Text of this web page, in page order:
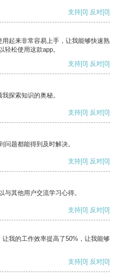
支持[0] 反对[0]
起来非常容易上手，让我能够快速熟
轻松使用这款app。
支持[0] 反对[0]
探索知识的奥秘。
支持[0] 反对[0]
问题都能得到及时解决。
支持[0] 反对[0]
与其他用户交流学习心得。
支持[0] 反对[0]
我的工作效率提高了50%，让我能够
支持[0] 反对[0]